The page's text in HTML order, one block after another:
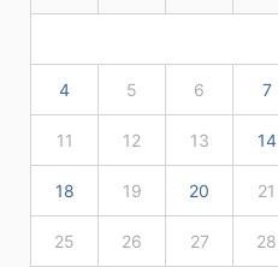
4 5 6 7
11 12 13 14
18 19 20 21
25 26 27 28